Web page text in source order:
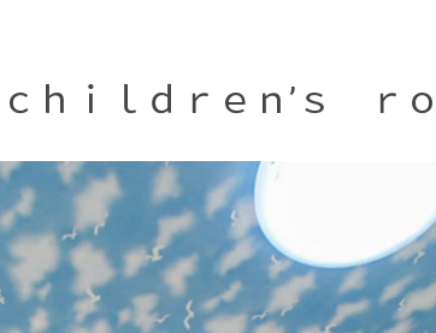
ｈｉｌｄｒｅｎ’ｓ ｒ